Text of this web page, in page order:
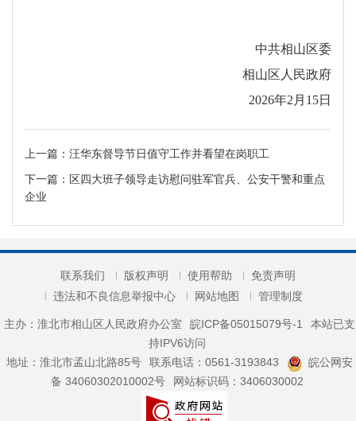
中共相山区委
相山区人民政府
2026年2月15日
上一篇： 汪华东督导节日值守工作并看望在岗职工
下一篇： 区四大班子领导走访慰问驻军官兵、公安干警和重点
企业
联系我们 版权声明 使用帮助
免责声明
违法和不良信息举报中心
网站地图 管理制度
主办：淮北市相山区人民政府办公室 皖ICP备05015079号-1
本站已支
持IPV6访问
地址：淮北市孟山北路85号
联系电话：0561-3193843
皖公网安
备 34060302010002号
网站标识码：3406030002